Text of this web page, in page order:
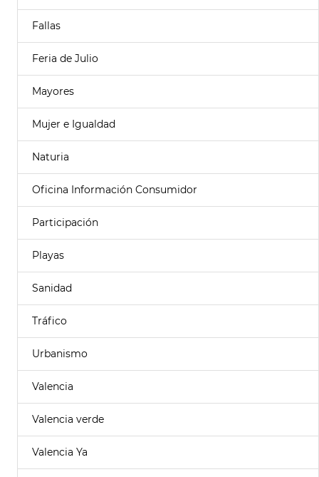
Fallas
Feria de Julio
Mayores
Mujer e Igualdad
Naturia
Oficina Información Consumidor
Participación
Playas
Sanidad
Tráfico
Urbanismo
Valencia
Valencia verde
Valencia Ya